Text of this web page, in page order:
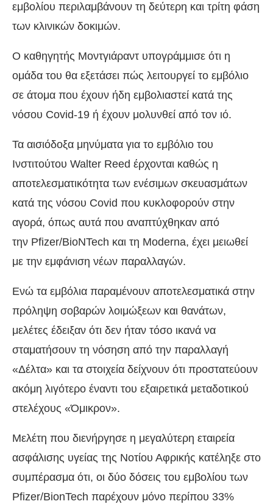
εμβολίου περιλαμβάνουν τη δεύτερη και τρίτη φάση
των κλινικών δοκιμών.
Ο καθηγητής Μοντγιάραντ υπογράμμισε ότι η
ομάδα του θα εξετάσει πώς λειτουργεί το εμβόλιο
σε άτομα που έχουν ήδη εμβολιαστεί κατά της
νόσου Covid-19 ή έχουν μολυνθεί από τον ιό.
Τα αισιόδοξα μηνύματα για το εμβόλιο του
Ινστιτούτου Walter Reed έρχονται καθώς η
αποτελεσματικότητα των ενέσιμων σκευασμάτων
κατά της νόσου Covid που κυκλοφορούν στην
αγορά, όπως αυτά που αναπτύχθηκαν από
την Pfizer/BioNTech και τη Moderna, έχει μειωθεί
με την εμφάνιση νέων παραλλαγών.
Ενώ τα εμβόλια παραμένουν αποτελεσματικά στην
πρόληψη σοβαρών λοιμώξεων και θανάτων,
μελέτες έδειξαν ότι δεν ήταν τόσο ικανά να
σταματήσουν τη νόσηση από την παραλλαγή
«Δέλτα» και τα στοιχεία δείχνουν ότι προστατεύουν
ακόμη λιγότερο έναντι του εξαιρετικά μεταδοτικού
στελέχους «Όμικρον».
Μελέτη που διενήργησε η μεγαλύτερη εταιρεία
ασφάλισης υγείας της Νοτίου Αφρικής κατέληξε στο
συμπέρασμα ότι, οι δύο δόσεις του εμβολίου των
Pfizer/BionTech παρέχουν μόνο περίπου 33%